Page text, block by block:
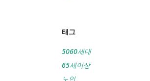
태그
5060세대
65세이상
노인